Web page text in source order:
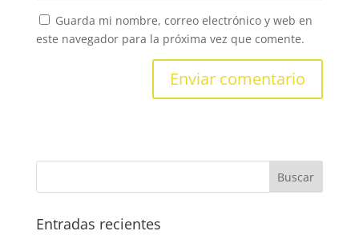
Guarda mi nombre, correo electrónico y web en
este navegador para la próxima vez que comente.
Entradas recientes